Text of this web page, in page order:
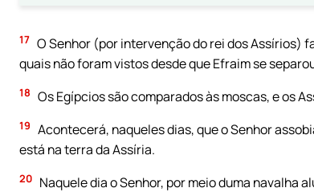
17 O Senhor (por intervenção do rei dos Assírios)
quais não foram vistos desde que Efraim se
18 Os Egípcios são comparados às moscas, e os
19 Acontecerá, naqueles dias, que o Senhor
está na terra da Assíria.
20 Naquele dia o Senhor, por meio duma navalha